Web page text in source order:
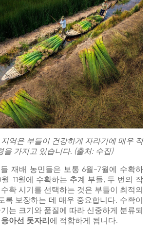
역은 부들이 건강하게 자라기에 매우 적
을 가지고 있습니다. (출처: 수집)
재배 농민들은 보통 6월-7월에 수확하
-11월에 수확하는 추계 부들, 두 번의 작
확 시기를 선택하는 것은 부들이 최적의
록 보장하는 데 매우 중요합니다. 수확이
는 크기와 품질에 따라 신중하게 분류되
응아선 돗자리 에 적합하게 됩니다.